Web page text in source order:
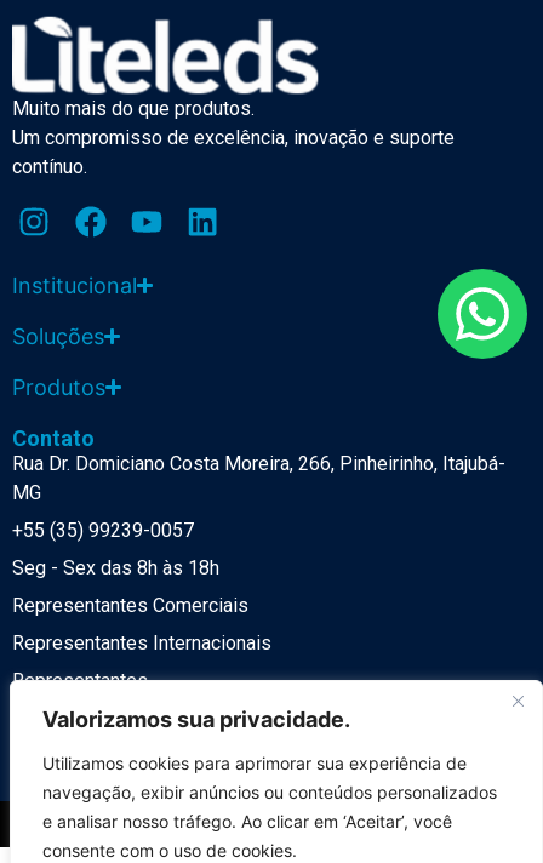
Valorizamos sua privacidade.
Utilizamos cookies para aprimorar sua experiência de
navegação, exibir anúncios ou conteúdos personalizados
e analisar nosso tráfego. Ao clicar em ‘Aceitar’, você
consente com o uso de cookies.
Muito mais do que produtos.
Um compromisso de excelência, inovação e suporte
contínuo.
Institucional
Soluções
Produtos
Contato
Rua Dr. Domiciano Costa Moreira, 266, Pinheirinho, Itajubá-
MG
+55 (35) 99239-0057
Seg - Sex das 8h às 18h
Representantes Comerciais
Representantes Internacionais
Representantes
Política de Privacidade
LGPD
© 2025 Desenvolvido porNeST Digital